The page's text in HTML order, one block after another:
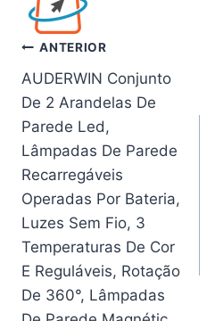
Navegação
de
Post
ANTERIOR
AUDERWIN Conjunto
De 2 Arandelas De
Parede Led,
Lâmpadas De Parede
Recarregáveis
Operadas Por Bateria,
Luzes Sem Fio, 3
Temperaturas De Cor
E Reguláveis, Rotação
De 360°, Lâmpadas